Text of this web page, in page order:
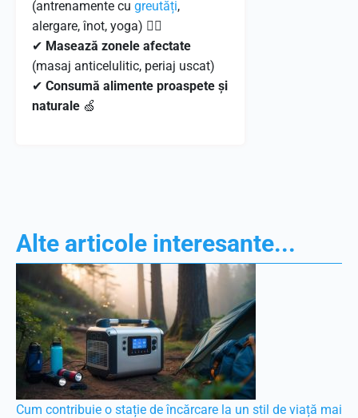
(antrenamente cu greutăți,
alergare, înot, yoga) 🏋️‍♀️
✔ Masează zonele afectate
(masaj anticelulitic, periaj uscat)
✔ Consumă alimente proaspete și
naturale 🍏
Alte articole interesante...
Cum contribuie o stație de încărcare la un stil de viață mai